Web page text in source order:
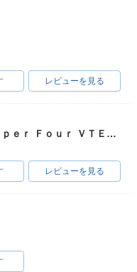
レビューを見る
ＣＢ４００Ｓｕｐｅｒ Ｆｏｕｒ ＶＴＥＣ ＳＰＥＣ３
レビューを見る